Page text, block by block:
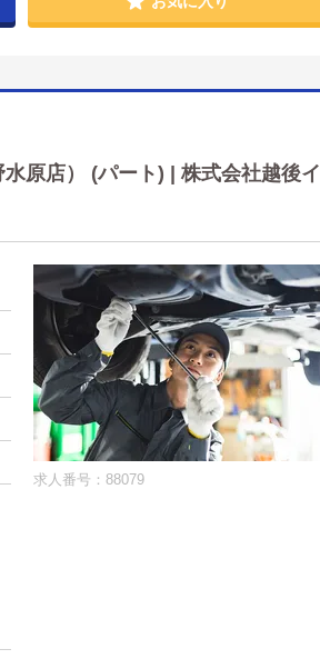
原店） (パート) | 株式会社越後イ
求人番号：88079